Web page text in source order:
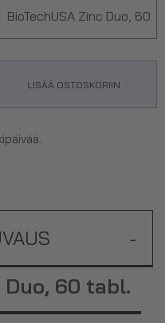
BioTechUSA Zinc Duo, 60
tabl.
LISÄÄ OSTOSKORIIN
-
Duo, 60 tabl.